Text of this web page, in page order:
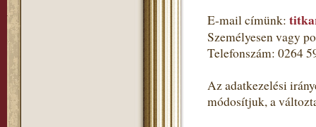
E-mail címünk:
Személyesen vagy
Telefonszám: 0264
Az adatkezelési
módosítjuk, a